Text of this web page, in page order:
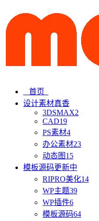
首页
设计素材真香
3DSMAX2
CAD19
PS素材4
办公素材23
动态图 15
模板源码更新中
RIPRO美化14
WP主题39
WP插件6
模板源码64